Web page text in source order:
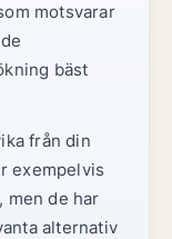
motsvarar
bäst
från din
exempelvis
men de har
alternativ